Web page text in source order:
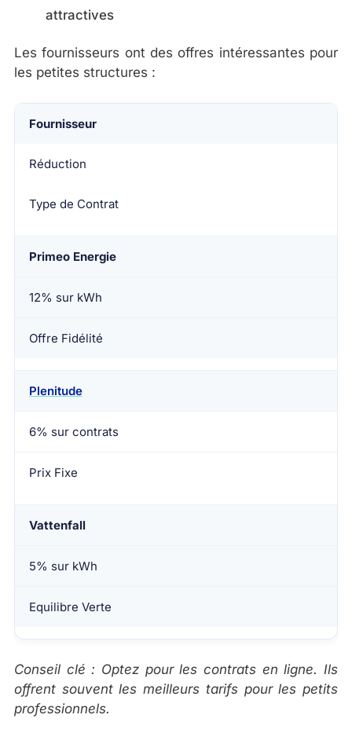
attractives
Les fournisseurs ont des offres intéressantes pour
les petites structures :
Fournisseur
Réduction
Type de Contrat
Primeo Energie
12% sur kWh
Offre Fidélité
Plenitude
6% sur contrats
Prix Fixe
Vattenfall
5% sur kWh
Equilibre Verte
Conseil clé : Optez pour les contrats en ligne. Ils
offrent souvent les meilleurs tarifs pour les petits
professionnels.